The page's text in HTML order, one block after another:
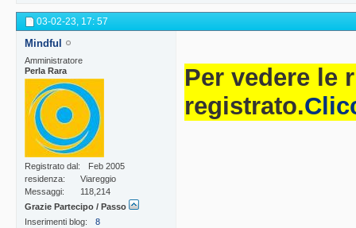
03-02-23, 17: 57
Mindful
Amministratore
Perla Rara
Registrato dal
Feb 2005
residenza
Viareggio
Messaggi
118,214
Grazie Partecipo / Passo
Inserimenti blog
8
Per vedere le
registrato.